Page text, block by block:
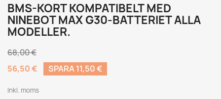
BMS-KORT KOMPATIBELT MED
NINEBOT MAX G30-BATTERIET ALLA
MODELLER.
68,00 €
56,50 €
SPARA 11,50 €
Inkl. moms